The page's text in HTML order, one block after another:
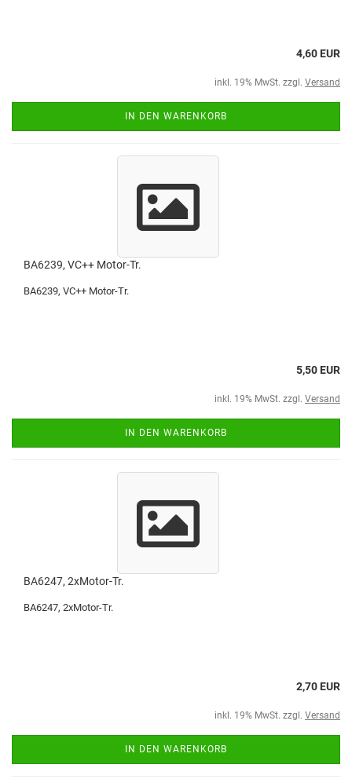
4,60 EUR
inkl. 19% MwSt. zzgl. Versand
IN DEN WARENKORB
BA6239, VC++ Motor-Tr.
BA6239, VC++ Motor-Tr.
5,50 EUR
inkl. 19% MwSt. zzgl. Versand
IN DEN WARENKORB
BA6247, 2xMotor-Tr.
BA6247, 2xMotor-Tr.
2,70 EUR
inkl. 19% MwSt. zzgl. Versand
IN DEN WARENKORB